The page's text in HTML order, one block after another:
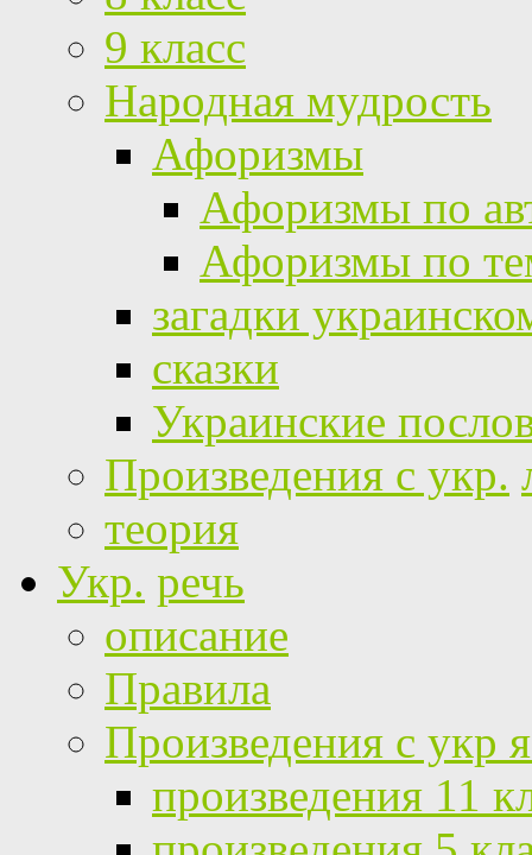
9 класс
Народная мудрость
Афоризмы
Афоризмы по
Афоризмы по
загадки
сказки
Украинские
Произведения с укр.
теория
Укр. речь
описание
Правила
Произведения с укр
произведения 11